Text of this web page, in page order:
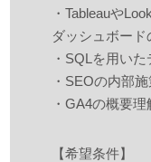
・Tableauや
ダッシュボー
・SQLを用い
・SEOの内部
・GA4の概要理
【希望条件】